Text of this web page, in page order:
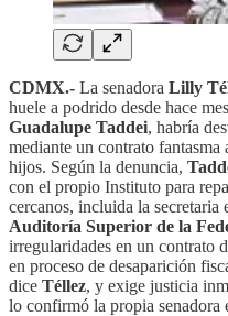
CDMX.- La senadora Lilly
huele a podrido desde hace
Guadalupe Taddei, habría
mediante un contrato fantasma
hijos. Según la denuncia,
con el propio Instituto para
cercanos, incluida la
Auditoría Superior de la
irregularidades en un contrato
en proceso de desaparición
dice Téllez, y exige justicia
lo confirmó la propia senadora